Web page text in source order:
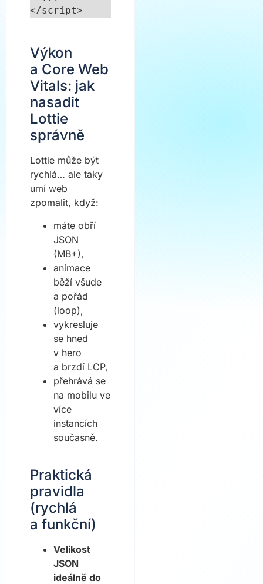
</script>
Výkon
a Core Web
Vitals: jak
nasadit
Lottie
správně
Lottie může být
rychlá… ale taky
umí web
zpomalit, když:
máte obří
JSON
(MB+),
animace
běží všude
a pořád
(loop),
vykresluje
se hned
v hero
a brzdí LCP,
přehrává se
na mobilu ve
více
instancích
současně.
Praktická
pravidla
(rychlá
a funkční)
Velikost
JSON
ideálně do